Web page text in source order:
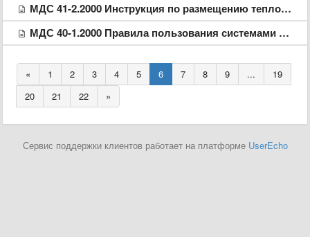
МДС 41-2.2000 Инструкция по размещению тепловых агрегатов, предназначенных для отопления и горячего водоснобжения одноквартирных или блокированных жилых домов
МДС 40-1.2000 Правила пользования системами коммунального водоснабжения и канализации в Российской федерации
« 1 2 3 4 5 6 7 8 9 ...
19
20
21 22 »
Сервис поддержки клиентов работает на платформе UserEcho